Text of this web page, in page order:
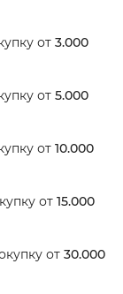
от 3.000
от 5.000
от 10.000
от 15.000
от 30.000